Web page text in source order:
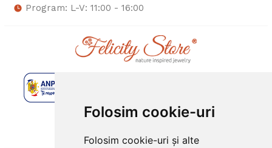
Folosim cookie-uri
Folosim cookie-uri și alte
Program: L-V: 11:00 - 16:00